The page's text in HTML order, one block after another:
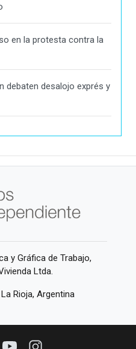
en la protesta contra la
debaten desalojo exprés y
y Gráfica de Trabajo,
Ltda.
Rioja, Argentina